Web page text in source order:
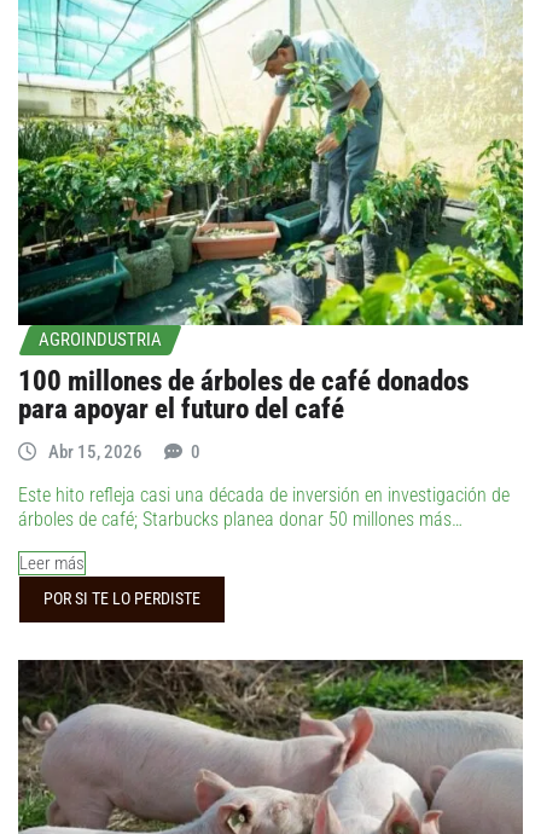
AGROINDUSTRIA
100 millones de árboles de café donados
para apoyar el futuro del café
Abr 15, 2026 0
Este hito refleja casi una década de inversión en investigación de
árboles de café; Starbucks planea donar 50 millones más…
Leer más
POR SI TE LO PERDISTE